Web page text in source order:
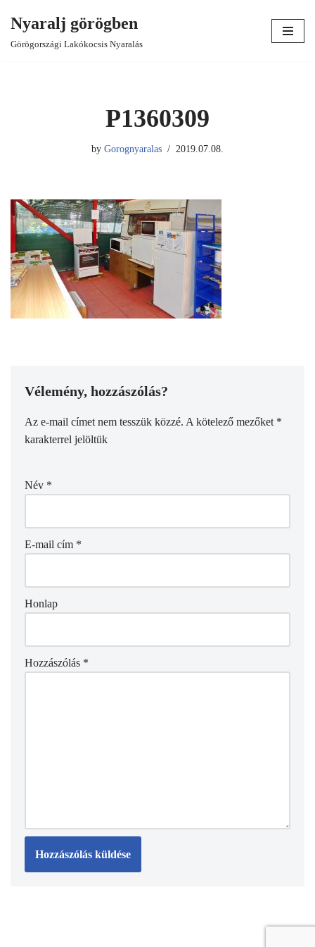
Skip
Nyaralj görögben
Görögországi Lakókocsis Nyaralás
P1360309
by Gorognyaralas 2019.07.08.
Vélemény, hozzászólás?
Az e-mail címet nem tesszük közzé. A kötelező mezőket *
karakterrel jelöltük
Név *
E-mail cím *
Honlap
Hozzászólás *